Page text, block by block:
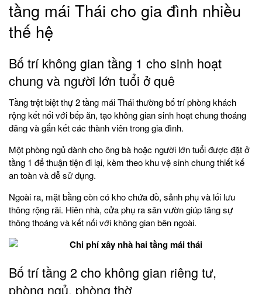
tầng mái Thái cho gia đình nhiều
thế hệ
Bố trí không gian tầng 1 cho sinh hoạt
chung và người lớn tuổi ở quê
Tầng trệt biệt thự 2 tầng mái Thái thường bố trí phòng khách
rộng kết nối với bếp ăn, tạo không gian sinh hoạt chung thoáng
đãng và gắn kết các thành viên trong gia đình.
Một phòng ngủ dành cho ông bà hoặc người lớn tuổi được đặt ở
tầng 1 để thuận tiện đi lại, kèm theo khu vệ sinh chung thiết kế
an toàn và dễ sử dụng.
Ngoài ra, mặt bằng còn có kho chứa đồ, sảnh phụ và lối lưu
thông rộng rãi. Hiên nhà, cửa phụ ra sân vườn giúp tăng sự
thông thoáng và kết nối với không gian bên ngoài.
Bố trí tầng 2 cho không gian riêng tư,
phòng ngủ, phòng thờ